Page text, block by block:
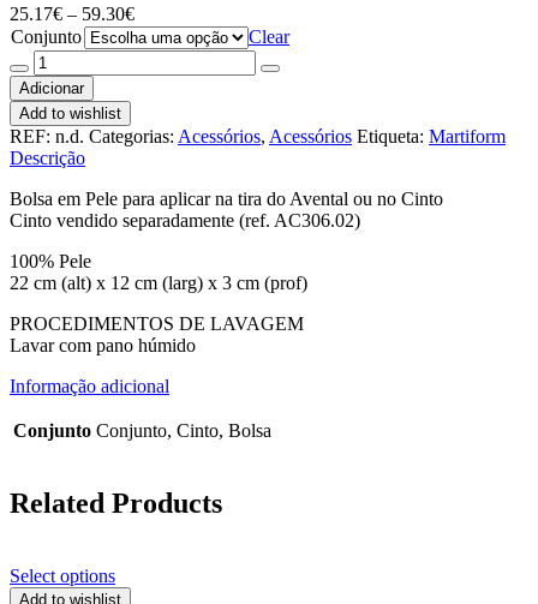
25.17€ – 59.30€Price
range:
25.17€
through
Conjunto
Clear
Quantidade
de
Bolsa
Tejo
Adicionar
Add to wishlist
REF: n.d. Categorias: Acessórios, Acessórios Etiqueta: Martiform
Descrição
Bolsa em Pele para aplicar na tira do Avental ou no Cinto
Cinto vendido separadamente (ref. AC306.02)
100% Pele
22 cm (alt) x 12 cm (larg) x 3 cm (prof)
PROCEDIMENTOS DE LAVAGEM
Lavar com pano húmido
Informação adicional
Conjunto Conjunto, Cinto, Bolsa
Related Products
Select options
Add to wishlist